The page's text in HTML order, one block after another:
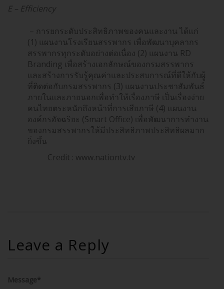
E – Efficiency
– การยกระดับประสิทธิภาพของคนและงาน ได้แก่
(1) แผนงานโรงเรียนสรรพากร เพื่อพัฒนาบุคลากร
สรรพากรทุกระดับอย่างต่อเนื่อง (2) แผนงาน RD
Branding เพื่อสร้างเอกลักษณ์ของกรมสรรพากร
และสร้างการรับรู้คุณค่าและประสบการณ์ที่ดีให้กับผู้
ที่ติดต่อกับกรมสรรพากร (3) แผนงานประชาสัมพันธ์
ภายในและภายนอกเพื่อทำให้เรื่องภาษี เป็นเรื่องง่าย
คนไทยตระหนักถึงหน้าที่การเสียภาษี (4) แผนงาน
องค์กรอัจฉริยะ (Smart Office) เพื่อพัฒนาการทำงาน
ของกรมสรรพากรให้มีประสิทธิภาพประสิทธิผลมาก
ยิ่งขึ้น
Credit : www.nationtv.tv
Leave a Reply
Message*